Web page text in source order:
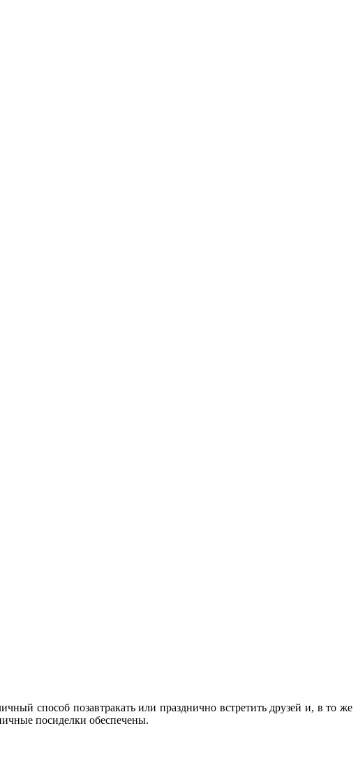
способ позавтракать или празднично встретить друзей и, в то же
посиделки обеспечены.